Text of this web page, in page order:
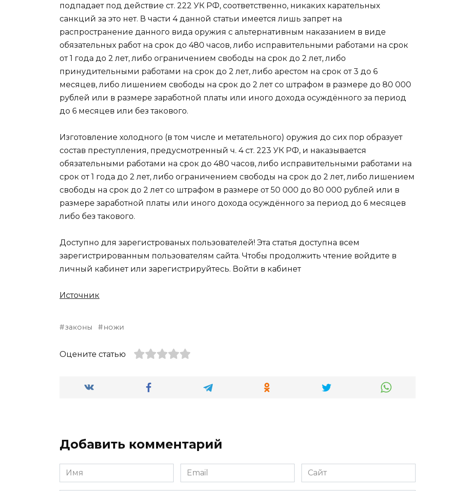
подпадает под действие ст. 222 УК РФ, соответственно, никаких карательных
санкций за это нет. В части 4 данной статьи имеется лишь запрет на
распространение данного вида оружия с альтернативным наказанием в виде
обязательных работ на срок до 480 часов, либо исправительными работами на срок
от 1 года до 2 лет, либо ограничением свободы на срок до 2 лет, либо
принудительными работами на срок до 2 лет, либо арестом на срок от 3 до 6
месяцев, либо лишением свободы на срок до 2 лет со штрафом в размере до 80 000
рублей или в размере заработной платы или иного дохода осуждённого за период
до 6 месяцев или без такового.
Изготовление холодного (в том числе и метательного) оружия до сих пор образует
состав преступления, предусмотренный ч. 4 ст. 223 УК РФ, и наказывается
обязательными работами на срок до 480 часов, либо исправительными работами на
срок от 1 года до 2 лет, либо ограничением свободы на срок до 2 лет, либо лишением
свободы на срок до 2 лет со штрафом в размере от 50 000 до 80 000 рублей или в
размере заработной платы или иного дохода осуждённого за период до 6 месяцев
либо без такового.
Доступно для зарегистрованых пользователей! Эта статья доступна всем
зарегистрированным пользователям сайта. Чтобы продолжить чтение войдите в
личный кабинет или зарегистрируйтесь. Войти в кабинет
Источник
законы ножи
Оцените статью
Добавить комментарий
Имя
*
Email
*
Сайт